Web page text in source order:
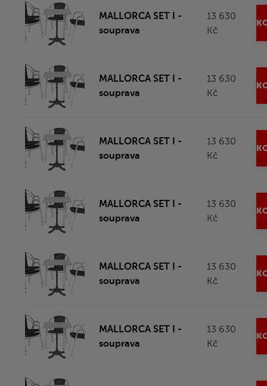
MALLORCA SET I -
souprava
13 630
Kč
MALLORCA SET I -
souprava
13 630
Kč
MALLORCA SET I -
souprava
13 630
Kč
MALLORCA SET I -
souprava
13 630
Kč
MALLORCA SET I -
souprava
13 630
Kč
MALLORCA SET I -
souprava
13 630
Kč